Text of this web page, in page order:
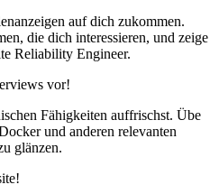
auf dich zukommen.
die dich interessieren, und zeige
Reliability Engineer.
vor!
Fähigkeiten auffrischst. Übe
und anderen relevanten
glänzen.